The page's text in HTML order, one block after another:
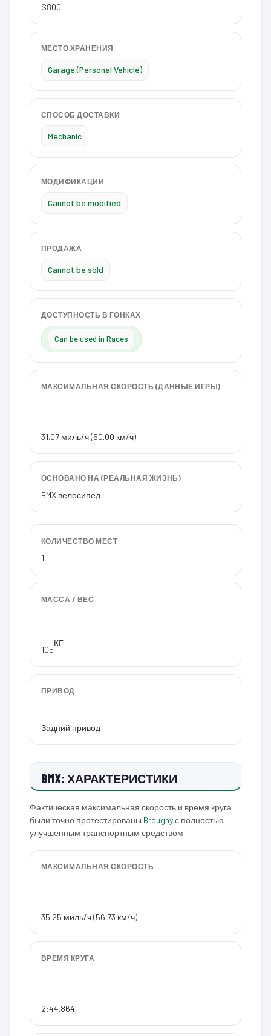
$800
МЕСТО ХРАНЕНИЯ
Garage (Personal Vehicle)
СПОСОБ ДОСТАВКИ
Mechanic
МОДИФИКАЦИИ
Cannot be modified
ПРОДАЖА
Cannot be sold
ДОСТУПНОСТЬ В ГОНКАХ
Can be used in Races
МАКСИМАЛЬНАЯ СКОРОСТЬ (ДАННЫЕ ИГРЫ)
31.07 миль/ч (50.00 км/ч)
ОСНОВАНО НА (РЕАЛЬНАЯ ЖИЗНЬ)
BMX велосипед
КОЛИЧЕСТВО МЕСТ
1
МАССА / ВЕС
105
КГ
ПРИВОД
Задний привод
BMX: ХАРАКТЕРИСТИКИ
Фактическая максимальная скорость и время круга
были точно протестированы Broughyс полностью
улучшенным транспортным средством.
МАКСИМАЛЬНАЯ СКОРОСТЬ
35.25 миль/ч (56.73 км/ч)
ВРЕМЯ КРУГА
2:44.864